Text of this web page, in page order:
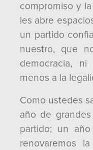
compromiso y
les abre
un partido
nuestro, que
democracia,
menos a la
Como ustedes
año de
partido; un
renovaremos